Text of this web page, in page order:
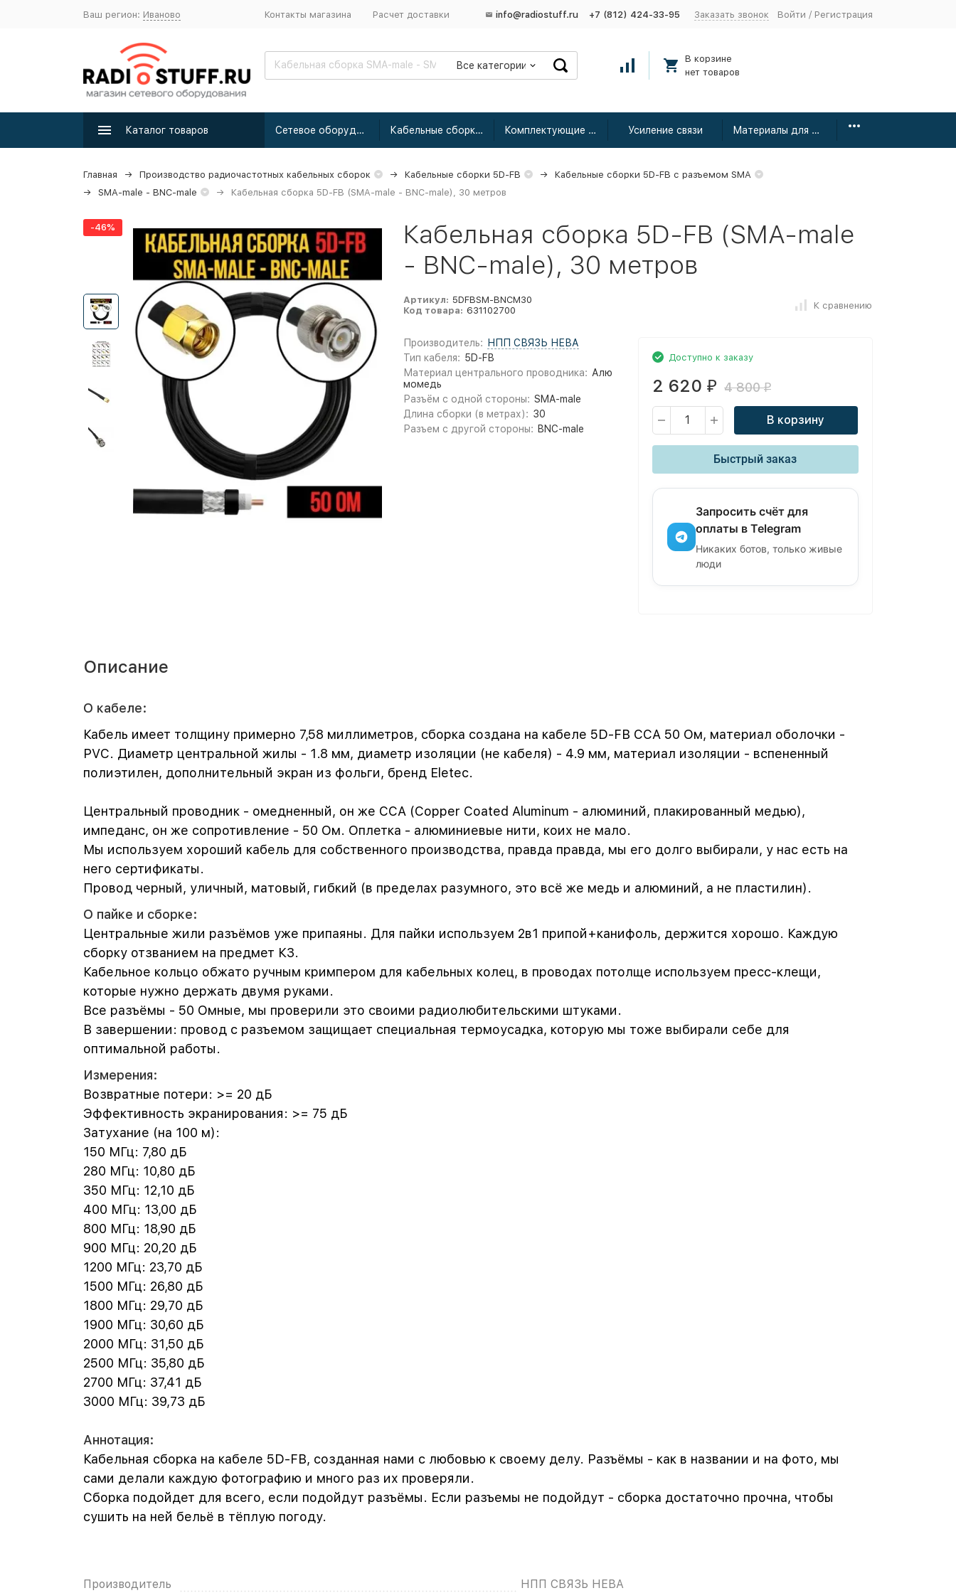
Ваш регион: Иваново Контакты магазина Расчет доставки info@radiostuff.ru +7 (812) 424-33-95 Заказать звонок Войти / Регистрация
Все категории
В корзине
нет товаров
Каталог товаров Сетевое оборудование Кабельные сборки радиочастотные Комплектующие для усиления Усиление связи Материалы для монтажа
Главная Производство радиочастотных кабельных сборок Кабельные сборки 5D-FB
Кабельные сборки 5D-FB с разъемом SMA
SMA-male - BNC-male
Кабельная сборка 5D-FB (SMA-male - BNC-male), 30 метров
-46%
Кабельная сборка 5D-FB (SMA-male
- BNC-male), 30 метров
Артикул: 5DFBSM-BNCM30
Код товара: 631102700 К сравнению
Производитель:
НПП СВЯЗЬ НЕВА
Тип кабеля: 5D-FB
Материал центрального проводника: Алю
момедь
Разъём с одной стороны: SMA-male
Длина сборки (в метрах): 30
Разъем с другой стороны: BNC-male
Доступно к заказу
2 620 ₽ 4 800₽
В корзину
Быстрый заказ
Запросить счёт для
оплаты в Telegram
Никаких ботов, только живые
люди
Описание
О кабеле:
Кабель имеет толщину примерно 7,58 миллиметров, сборка создана на кабеле 5D-FB CCA 50 Ом, материал оболочки -
PVC. Диаметр центральной жилы - 1.8 мм, диаметр изоляции (не кабеля) - 4.9 мм, материал изоляции - вспененный
полиэтилен, дополнительный экран из фольги, бренд Eletec.
Центральный проводник - омедненный, он же CCA (Copper Coated Aluminum - алюминий, плакированный медью),
импеданс, он же сопротивление - 50 Ом. Оплетка - алюминиевые нити, коих не мало.
Мы используем хороший кабель для собственного производства, правда правда, мы его долго выбирали, у нас есть на
него сертификаты.
Провод черный, уличный, матовый, гибкий (в пределах разумного, это всё же медь и алюминий, а не пластилин).
О пайке и сборке:
Центральные жили разъёмов уже припаяны. Для пайки используем 2в1 припой+канифоль, держится хорошо. Каждую
сборку отзванием на предмет КЗ.
Кабельное кольцо обжато ручным кримпером для кабельных колец, в проводах потолще используем пресс-клещи,
которые нужно держать двумя руками.
Все разъёмы - 50 Омные, мы проверили это своими радиолюбительскими штуками.
В завершении: провод с разъемом защищает специальная термоусадка, которую мы тоже выбирали себе для
оптимальной работы.
Измерения:
Возвратные потери: >= 20 дБ
Эффективность экранирования: >= 75 дБ
Затухание (на 100 м):
150 МГц: 7,80 дБ
280 МГц: 10,80 дБ
350 МГц: 12,10 дБ
400 МГц: 13,00 дБ
800 МГц: 18,90 дБ
900 МГц: 20,20 дБ
1200 МГц: 23,70 дБ
1500 МГц: 26,80 дБ
1800 МГц: 29,70 дБ
1900 МГц: 30,60 дБ
2000 МГц: 31,50 дБ
2500 МГц: 35,80 дБ
2700 МГц: 37,41 дБ
3000 МГц: 39,73 дБ
Аннотация:
Кабельная сборка на кабеле 5D-FB, созданная нами с любовью к своему делу. Разъёмы - как в названии и на фото, мы
сами делали каждую фотографию и много раз их проверяли.
Сборка подойдет для всего, если подойдут разъёмы. Если разъемы не подойдут - сборка достаточно прочна, чтобы
сушить на ней бельё в тёплую погоду.
Производитель НПП СВЯЗЬ НЕВА